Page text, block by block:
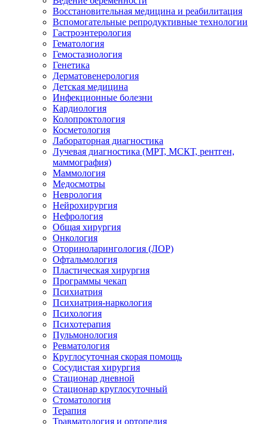
Восстановительная медицина и реабилитация
Вспомогательные репродуктивные технологии
Гастроэнтерология
Гематология
Гемостазиология
Генетика
Дерматовенерология
Детская медицина
Инфекционные болезни
Кардиология
Колопроктология
Косметология
Лабораторная диагностика
Лучевая диагностика (МРТ, МСКТ, рентген,
маммография)
Маммология
Медосмотры
Неврология
Нейрохирургия
Нефрология
Общая хирургия
Онкология
Оториноларингология (ЛОР)
Офтальмология
Пластическая хирургия
Программы чекап
Психиатрия
Психиатрия-наркология
Психология
Психотерапия
Пульмонология
Ревматология
Круглосуточная скорая помощь
Сосудистая хирургия
Стационар дневной
Стационар круглосуточный
Стоматология
Терапия
Травматология и ортопедия